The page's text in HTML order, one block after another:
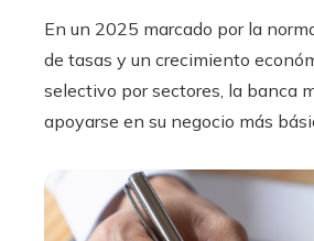
En un 2025 marcado por la
de tasas y un crecimiento
selectivo por sectores, la banca
apoyarse en su negocio más